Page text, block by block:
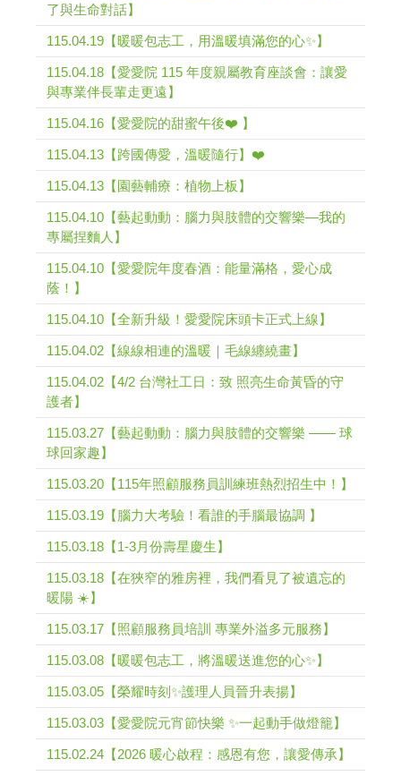
了與生命對話】
115.04.19【暖暖包志工，用溫暖填滿您的心✨】
115.04.18【愛愛院 115 年度親屬教育座談會：讓愛
與專業伴長輩走更遠】
115.04.16【愛愛院的甜蜜午後❤️ 】
115.04.13【跨國傳愛，溫暖隨行】❤️
115.04.13【園藝輔療：植物上板】
115.04.10【藝起動動：腦力與肢體的交響樂—我的
專屬捏麵人】
115.04.10【愛愛院年度春酒：能量滿格，愛心成
蔭！】
115.04.10【全新升級！愛愛院床頭卡正式上線】
115.04.02【線線相連的溫暖｜毛線纏繞畫】
115.04.02【4/2 台灣社工日：致 照亮生命黃昏的守
護者】
115.03.27【藝起動動：腦力與肢體的交響樂 —— 球
球回家趣】
115.03.20【115年照顧服務員訓練班熱烈招生中！】
115.03.19【腦力大考驗！看誰的手腦最協調 】
115.03.18【1-3月份壽星慶生】
115.03.18【在狹窄的雅房裡，我們看見了被遺忘的
暖陽 ☀️】
115.03.17【照顧服務員培訓 專業外溢多元服務】
115.03.08【暖暖包志工，將溫暖送進您的心✨】
115.03.05【榮耀時刻✨護理人員晉升表揚】
115.03.03【愛愛院元宵節快樂 ✨一起動手做燈籠】
115.02.24【2026 暖心啟程：感恩有您，讓愛傳承】